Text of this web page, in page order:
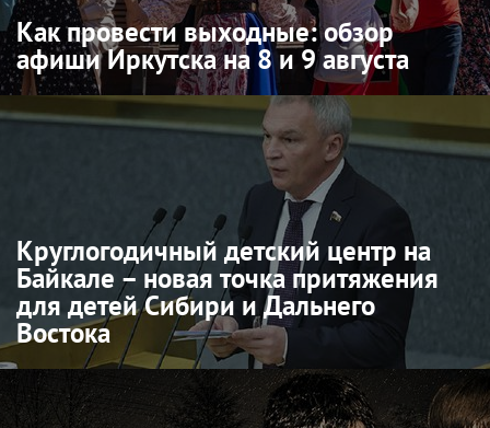
Как провести выходные: обзор
афиши Иркутска на 8 и 9 августа
Круглогодичный детский центр на
Байкале – новая точка притяжения
для детей Сибири и Дальнего
Востока